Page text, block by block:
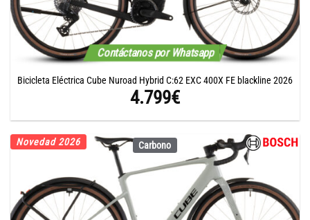
Contáctanos por Whatsapp
Bicicleta Eléctrica Cube Nuroad Hybrid C:62 EXC 400X FE blackline 2026
4.799€
Carbono
Novedad 2026